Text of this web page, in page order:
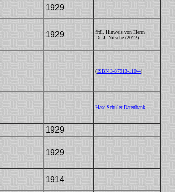
1929
1929
frdl. Hinweis von Herrn
Dr. J. Nitsche (2012)
(ISBN 3-87913-110-4)
Hase-Schüler-Datenbank
1929
1929
1914